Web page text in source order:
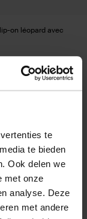
te
te bieden
Ook delen we
met onze
analyse. Deze
met andere
on léopard avec